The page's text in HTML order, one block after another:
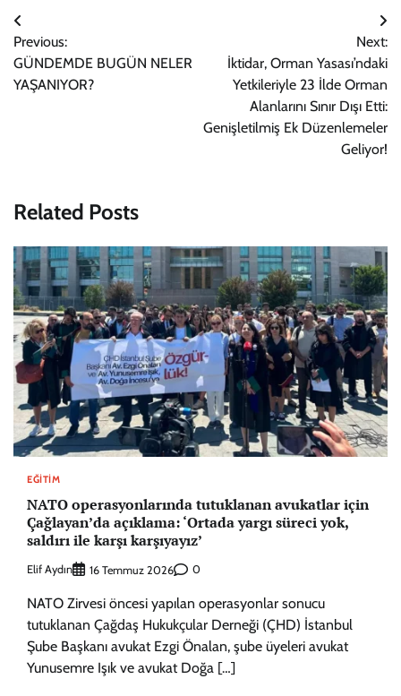
Yazı
gezinmesi
Previous:
GÜNDEMDE BUGÜN NELER
YAŞANIYOR?
Next:
İktidar, Orman Yasası’ndaki
Yetkileriyle 23 İlde Orman
Alanlarını Sınır Dışı Etti:
Genişletilmiş Ek Düzenlemeler
Geliyor!
Related Posts
EĞITIM
NATO operasyonlarında tutuklanan avukatlar için
Çağlayan’da açıklama: ‘Ortada yargı süreci yok,
saldırı ile karşı karşıyayız’
Elif Aydın 16 Temmuz 2026 0
NATO Zirvesi öncesi yapılan operasyonlar sonucu
tutuklanan Çağdaş Hukukçular Derneği (ÇHD) İstanbul
Şube Başkanı avukat Ezgi Önalan, şube üyeleri avukat
Yunusemre Işık ve avukat Doğa […]